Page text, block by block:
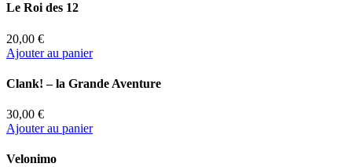
Le Roi des 12
20,00 €
Ajouter au panier
Clank! – la Grande Aventure
30,00 €
Ajouter au panier
Velonimo